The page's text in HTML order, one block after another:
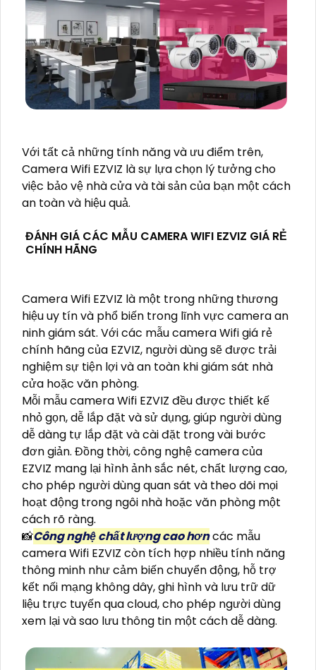
Với tất cả những tính năng và ưu điểm trên,
Camera Wifi EZVIZ là sự lựa chọn lý tưởng cho
việc bảo vệ nhà cửa và tài sản của bạn một cách
an toàn và hiệu quả.
ĐÁNH GIÁ CÁC MẪU CAMERA WIFI EZVIZ GIÁ RẺ
CHÍNH HÃNG
Camera Wifi EZVIZ là một trong những thương
hiệu uy tín và phổ biến trong lĩnh vực camera an
ninh giám sát. Với các mẫu camera Wifi giá rẻ
chính hãng của EZVIZ, người dùng sẽ được trải
nghiệm sự tiện lợi và an toàn khi giám sát nhà
cửa hoặc văn phòng.
Mỗi mẫu camera Wifi EZVIZ đều được thiết kế
nhỏ gọn, dễ lắp đặt và sử dụng, giúp người dùng
dễ dàng tự lắp đặt và cài đặt trong vài bước
đơn giản. Đồng thời, công nghệ camera của
EZVIZ mang lại hình ảnh sắc nét, chất lượng cao,
cho phép người dùng quan sát và theo dõi mọi
hoạt động trong ngôi nhà hoặc văn phòng một
cách rõ ràng.
📸Công nghệ chất lượng cao hơncác mẫu
camera Wifi EZVIZ còn tích hợp nhiều tính năng
thông minh như cảm biến chuyển động, hỗ trợ
kết nối mạng không dây, ghi hình và lưu trữ dữ
liệu trực tuyến qua cloud, cho phép người dùng
xem lại và sao lưu thông tin một cách dễ dàng.